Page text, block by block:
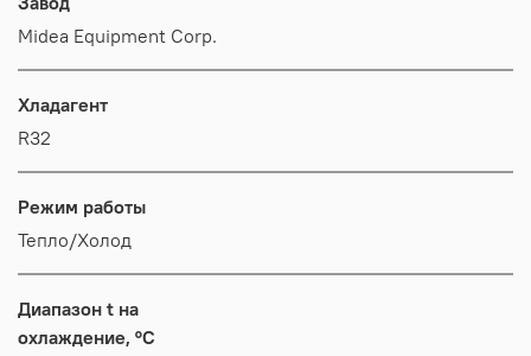
Midea Equipment Corp.
Хладагент
R32
Режим работы
Тепло/Холод
Диапазон t на
охлаждение, °C